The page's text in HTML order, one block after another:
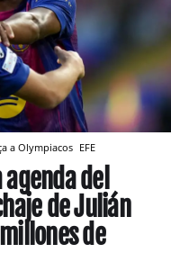
a Olympiacos EFE
del
de Julián
de